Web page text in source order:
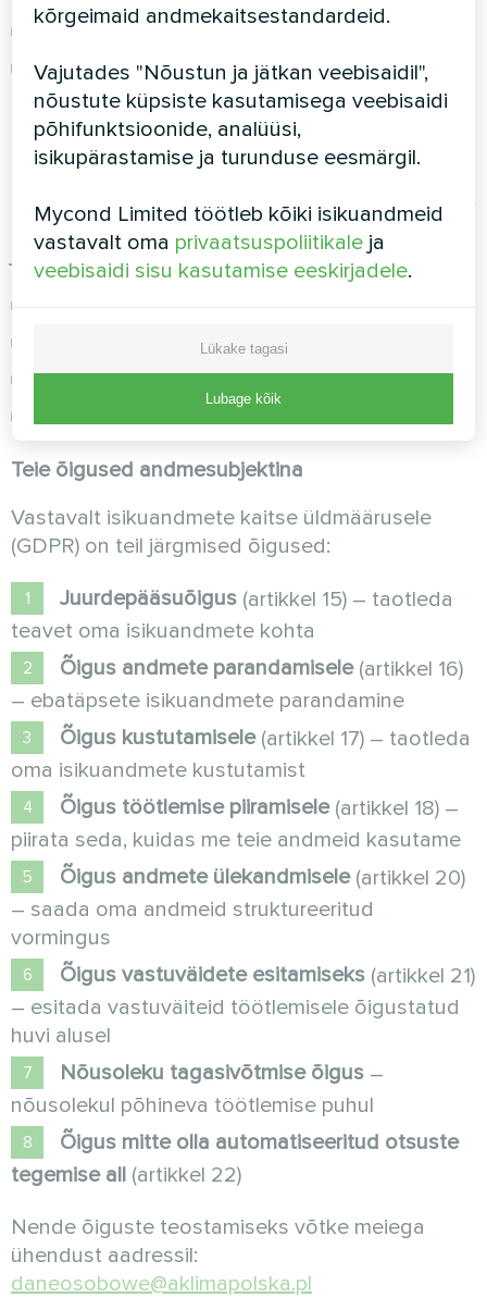
Mitte edastada andmeid volitamata isikutele
Lepingu lõppemisel andmete kustutamine või
tagastamine
Rahvusvaheline andmeedastus:
tagab Aklima Polska Sp. z oo piisava kaitse
järgmiste vahenditega:
Lepingu tüüptingimused (SCC-d)
Siduvad kontsernisisesed eeskirjad (BCR-id)
Muud heakskiidetud ülekandemehhanismid
Teie õigused andmesubjektina
Vastavalt isikuandmete kaitse üldmäärusele
(GDPR) on teil järgmised õigused:
Juurdepääsuõigus (artikkel 15) – taotleda
teavet oma isikuandmete kohta
Õigus andmete parandamisele(artikkel 16)
– ebatäpsete isikuandmete parandamine
Õigus kustutamisele(artikkel 17) – taotleda
oma isikuandmete kustutamist
Õigus töötlemise piiramisele(artikkel 18) –
piirata seda, kuidas me teie andmeid kasutame
Õigus andmete ülekandmisele(artikkel 20)
– saada oma andmeid struktureeritud
vormingus
Õigus vastuväidete esitamiseks (artikkel 21)
– esitada vastuväiteid töötlemisele õigustatud
huvi alusel
Nõusoleku tagasivõtmise õigus –
nõusolekul põhineva töötlemise puhul
Õigus mitte olla automatiseeritud otsuste
tegemise all (artikkel 22)
Nende õiguste teostamiseks võtke meiega
ühendust aadressil:
daneosobowe@aklimapolska.pl
kõrgeimaid andmekaitsestandardeid.
Vajutades "Nõustun ja jätkan veebisaidil",
nõustute küpsiste kasutamisega veebisaidi
põhifunktsioonide, analüüsi,
isikupärastamise ja turunduse eesmärgil.
Mycond Limited töötleb kõiki isikuandmeid
vastavalt oma privaatsuspoliitikale ja
veebisaidi sisu kasutamise eeskirjadele.
Lükake tagasi
Lubage kõik